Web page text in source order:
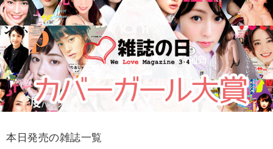
本日発売の雑誌一覧